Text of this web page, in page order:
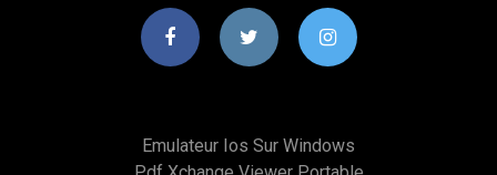
Emulateur Ios Sur Windows